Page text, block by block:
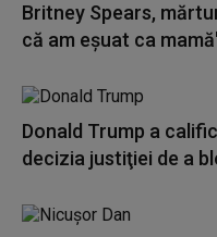
Britney Spears,
că am eșuat ca
Donald Trump a
decizia justiţiei de a